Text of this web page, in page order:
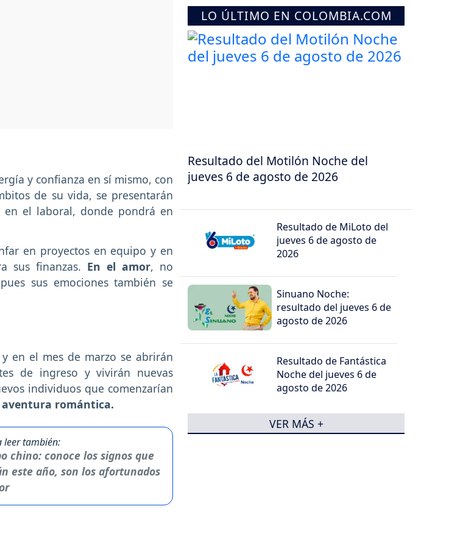
y confianza en sí mismo, con
de su vida, se presentarán
en el laboral, donde pondrá en
en proyectos en equipo y en
sus finanzas. En el amor, no
sus emociones también se
en el mes de marzo se abrirán
de ingreso y vivirán nuevas
individuos que comenzarían
aventura romántica.
leer también:
chino: conoce los signos que
este año, son los afortunados
LO ÚLTIMO EN COLOMBIA.COM
Resultado del Motilón Noche del
jueves 6 de agosto de 2026
Resultado de MiLoto del
jueves 6 de agosto de
2026
Sinuano Noche:
resultado del jueves 6 de
agosto de 2026
Resultado de Fantástica
Noche del jueves 6 de
agosto de 2026
VER MÁS +